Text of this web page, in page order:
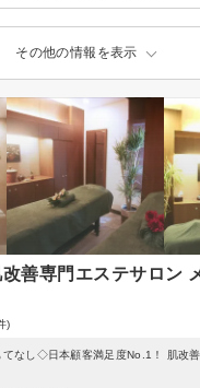
その他の情報を表示
善専門エステサロン
)
てなし◇日本顧客満足度No.1！ 肌改